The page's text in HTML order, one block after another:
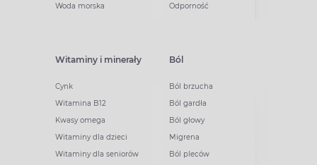
Woda morska
Odporność
Witaminy i minerały
Cynk
Witamina B12
Kwasy omega
Witaminy dla dzieci
Witaminy dla seniorów
Ból
Ból brzucha
Ból gardła
Ból głowy
Migrena
Ból pleców